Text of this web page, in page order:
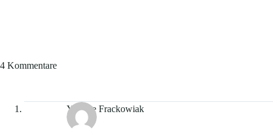
4 Kommentare
Yvonne Frackowiak